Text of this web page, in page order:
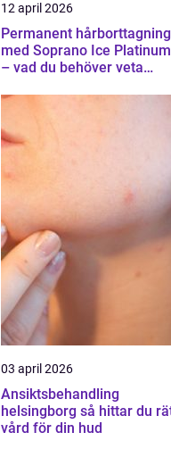
12 april 2026
Permanent hårborttagning
med Soprano Ice Platinum
– vad du behöver veta
03 april 2026
Ansiktsbehandling
helsingborg så hittar du rätt
vård för din hud